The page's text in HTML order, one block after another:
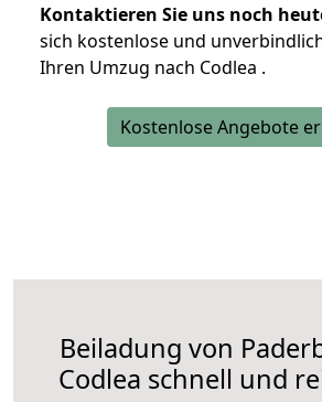
Kontaktieren Sie uns noch
sich kostenlose und
Ihren Umzug nach Codlea .
Kostenlose Angebote
Beiladung von
Codlea schnell und